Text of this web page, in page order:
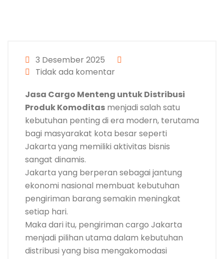
3 Desember 2025
Tidak ada komentar
Jasa Cargo Menteng untuk Distribusi
Produk Komoditas menjadi salah satu
kebutuhan penting di era modern, terutama
bagi masyarakat kota besar seperti
Jakarta yang memiliki aktivitas bisnis
sangat dinamis.
Jakarta yang berperan sebagai jantung
ekonomi nasional membuat kebutuhan
pengiriman barang semakin meningkat
setiap hari.
Maka dari itu, pengiriman cargo Jakarta
menjadi pilihan utama dalam kebutuhan
distribusi yang bisa mengakomodasi